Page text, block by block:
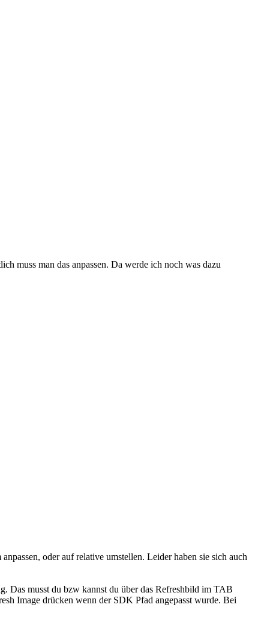
muss man das anpassen. Da werde ich noch was dazu
oder auf relative umstellen. Leider haben sie sich auch
Das musst du bzw kannst du über das Refreshbild im TAB
Image drücken wenn der SDK Pfad angepasst wurde. Bei